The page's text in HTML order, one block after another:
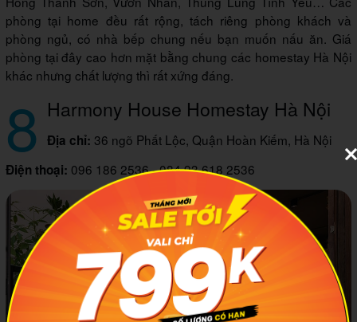
phòng tại home đều rất rộng, tách riêng phòng khách và
phòng ngủ, có nhà bếp chung nếu bạn muốn nấu ăn. Giá
phòng tại đây cao hơn mặt bằng chung các homestay Hà Nội
khác nhưng chất lượng thì rất xứng đáng.
8 Harmony House Homestay Hà Nội
Địa chỉ: 36 ngõ Phất Lộc, Quận Hoàn Kiếm, Hà Nội
Điện thoại: 096 186 2536 - 084 93 618 2536